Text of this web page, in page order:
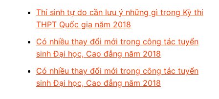
Thí sinh tự do cần lưu ý những gì trong Kỳ thi
THPT Quốc gia năm 2018
Có nhiều thay đổi mới trong công tác tuyển
sinh Đại học, Cao đẳng năm 2018
Có nhiều thay đổi mới trong công tác tuyển
sinh Đại học, Cao đẳng năm 2018